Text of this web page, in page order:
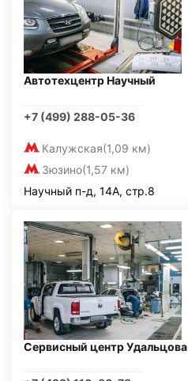
Автотехцентр Научный
+7 (499) 288-05-36
Калужская(1,09 км)
Зюзино(1,57 км)
Научный п-д, 14А, стр.8
Сервисный центр Удальцова